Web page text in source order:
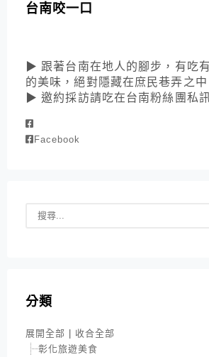
台南咬一口
▶ 跟著台南在地人的腳步，有吃
的美味，絕對隱藏在庶民巷弄之中
▶ 邀約採訪請吃在台南粉絲團私
Facebook
分類
展開全部 | 收合全部
彰化旅遊美食